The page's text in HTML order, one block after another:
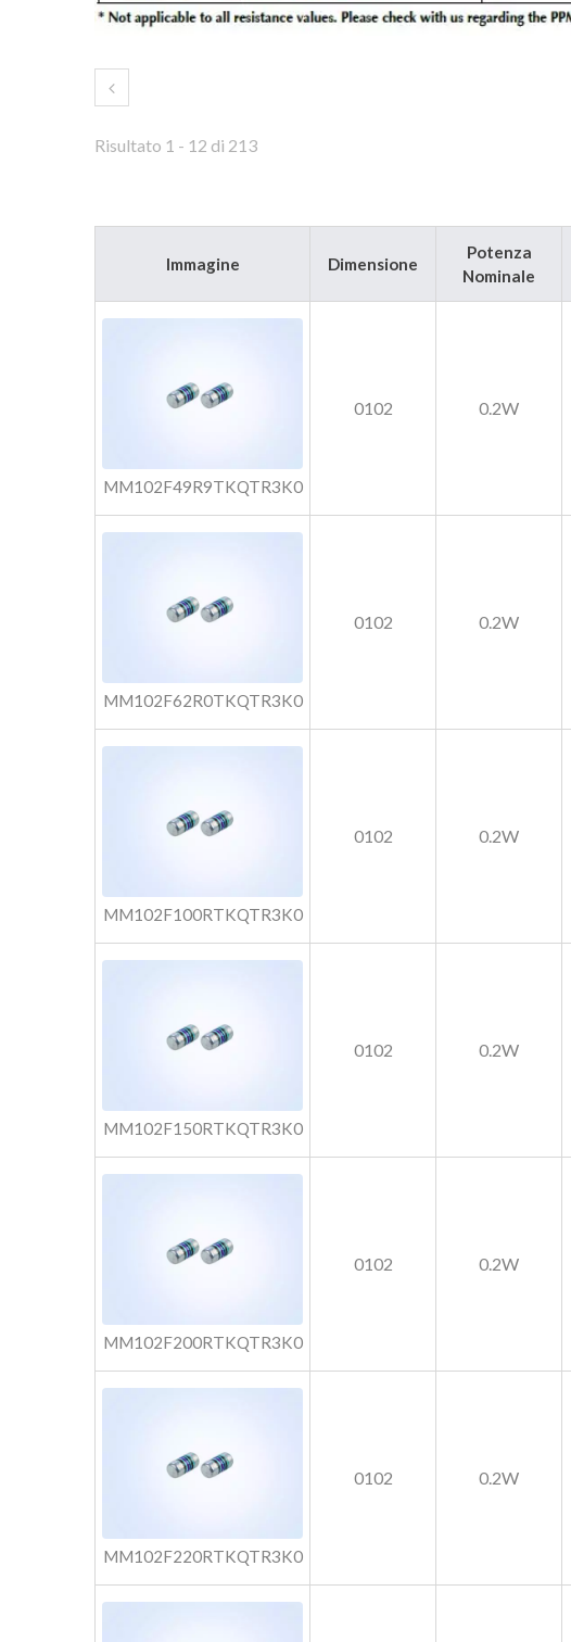
Risultato 1 - 12 di 213
Immagine Dimensione
Potenza
Nominale
MM102F49R9TKQTR3K0
0102 0.2W
MM102F62R0TKQTR3K0
0102 0.2W
MM102F100RTKQTR3K0
0102 0.2W
MM102F150RTKQTR3K0
0102 0.2W
MM102F200RTKQTR3K0
0102 0.2W
MM102F220RTKQTR3K0
0102 0.2W